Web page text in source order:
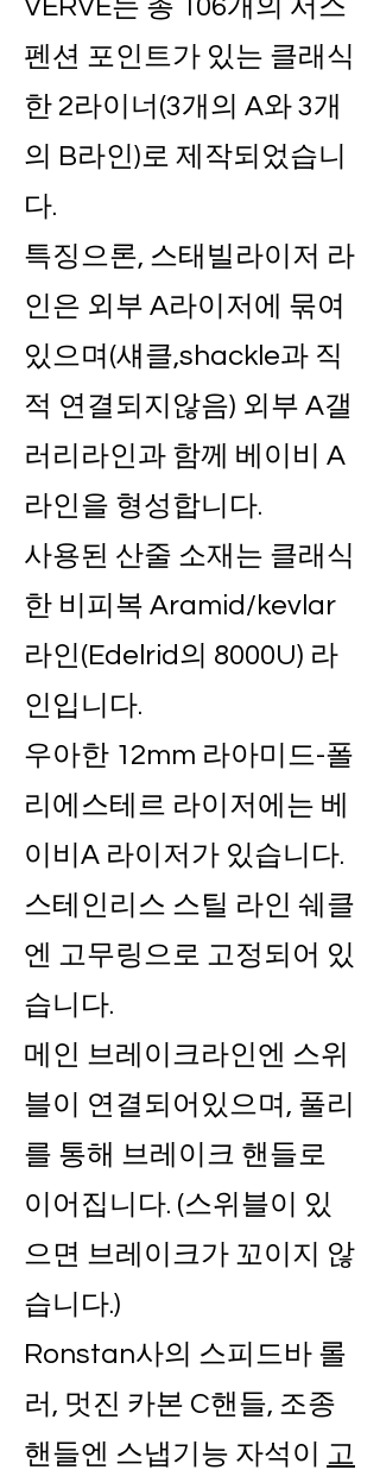
VERVE는 총 106개의 서스
펜션 포인트가 있는 클래식
한 2라이너(3개의 A와 3개
의 B라인)로 제작되었습니
다.
특징으론, 스태빌라이저 라
인은 외부 A라이저에 묶여
있으며(섀클,shackle과 직
적 연결되지않음) 외부 A갤
러리라인과 함께 베이비 A
라인을 형성합니다.
사용된 산줄 소재는 클래식
한 비피복 Aramid/kevlar
라인(Edelrid의 8000U) 라
인입니다.
우아한 12mm 라아미드-폴
리에스테르 라이저에는 베
이비A 라이저가 있습니다.
스테인리스 스틸 라인 쉐클
엔 고무링으로 고정되어 있
습니다.
메인 브레이크라인엔 스위
블이 연결되어있으며, 풀리
를 통해 브레이크 핸들로
이어집니다. (스위블이 있
으면 브레이크가 꼬이지 않
습니다.)
Ronstan사의 스피드바 롤
러, 멋진 카본 C핸들, 조종
핸들엔 스냅기능 자석이 고